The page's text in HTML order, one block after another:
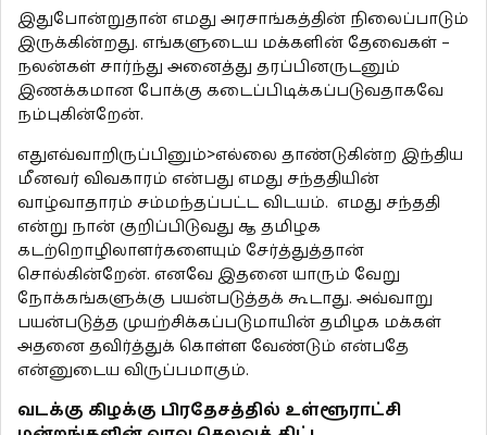
இதுபோன்றுதான் எமது அரசாங்கத்தின் நிலைப்பாடும்
இருக்கின்றது. எங்களுடைய மக்களின் தேவைகள் –
நலன்கள் சார்ந்து அனைத்து தரப்பினருடனும்
இணக்கமான போக்கு கடைப்பிடிக்கப்படுவதாகவே
நம்புகின்றேன்.
எதுஎவ்வாறிருப்பினும்>எல்லை தாண்டுகின்ற இந்திய
மீனவர் விவகாரம் என்பது எமது சந்ததியின்
வாழ்வாதாரம் சம்மந்தப்பட்ட விடயம். எமது சந்ததி
என்று நான் குறிப்பிடுவது ௲ தமிழக
கடற்றொழிலாளர்களையும் சேர்த்துத்தான்
சொல்கின்றேன். எனவே இதனை யாரும் வேறு
நோக்கங்களுக்கு பயன்படுத்தக் கூடாது. அவ்வாறு
பயன்படுத்த முயற்சிக்கப்படுமாயின் தமிழக மக்கள்
அதனை தவிர்த்துக் கொள்ள வேண்டும் என்பதே
என்னுடைய விருப்பமாகும்.
வடக்கு கிழக்கு பிரதேசத்தில் உள்ளூராட்சி